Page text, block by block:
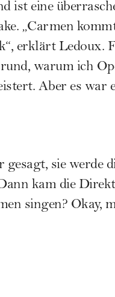
ist eine
„Carmen
erklärt Ledoux.
warum ich
Aber es
gesagt, sie werde
kam die
singen? Okay,